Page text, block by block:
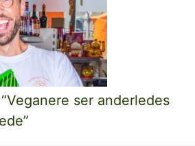
ser anderledes